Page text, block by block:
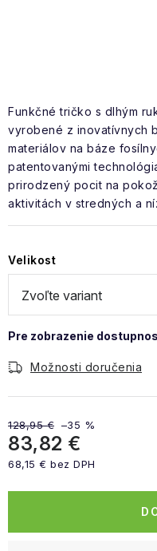
Funkčné tričko s dlhým
vyrobené z inovatívnych
materiálov na báze
patentovanými
prirodzený pocit na
aktivitách v stredných a
Velikost
Možnosti doručenia
128,95 € –35 %
83,82 €
68,15 € bez DPH